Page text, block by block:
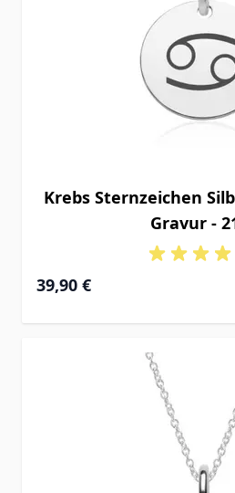
Krebs Sternzeichen
Gravur -
39,90 €